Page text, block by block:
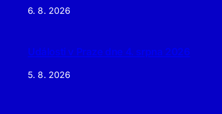
6. 8. 2026
Události v Praze dne 4. srpna 2026
5. 8. 2026